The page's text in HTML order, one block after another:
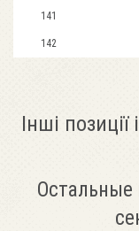
141
142
Інші
Остальные